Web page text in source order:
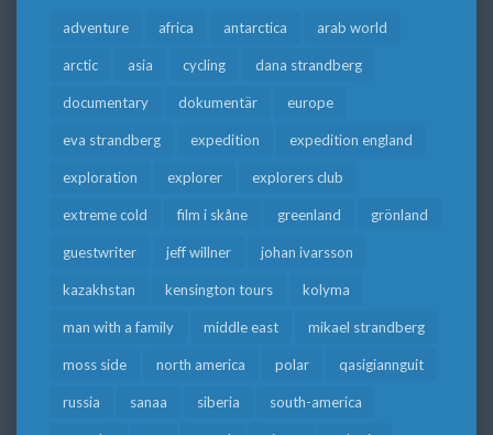
adventure africa antarctica arab world
arctic asia cycling dana strandberg
documentary dokumentär europe
eva strandberg expedition expedition england
exploration explorer explorers club
extreme cold film i skåne greenland grönland
guestwriter jeff willner johan ivarsson
kazakhstan kensington tours kolyma
man with a family middle east mikael strandberg
moss side north america polar qasigiannguit
russia sanaa siberia south-america